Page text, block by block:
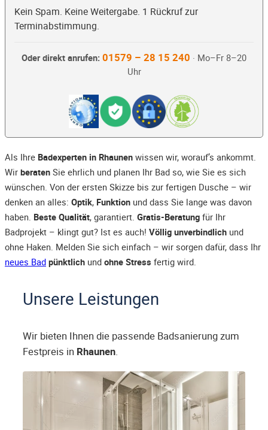
Kein Spam. Keine Weitergabe. 1 Rückruf zur
Terminabstimmung.
Oder direkt anrufen: 01579 – 28 15 240 · Mo–Fr 8–20
Uhr
Als Ihre Badexperten in Rhaunen wissen wir, worauf’s ankommt.
Wir beraten Sie ehrlich und planen Ihr Bad so, wie Sie es sich
wünschen. Von der ersten Skizze bis zur fertigen Dusche – wir
denken an alles: Optik, Funktion und dass Sie lange was davon
haben. Beste Qualität, garantiert. Gratis-Beratung für Ihr
Badprojekt – klingt gut? Ist es auch! Völlig unverbindlich und
ohne Haken. Melden Sie sich einfach – wir sorgen dafür, dass Ihr
neues Bad pünktlich und ohne Stress fertig wird.
Unsere Leistungen
Wir bieten Ihnen die passende Badsanierung zum
Festpreis in Rhaunen.